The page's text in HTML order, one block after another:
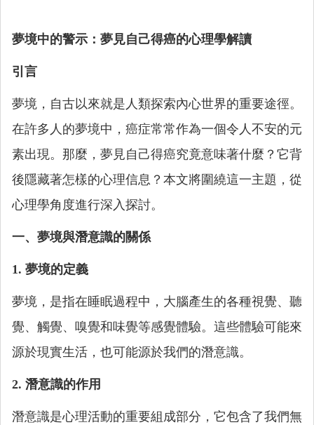
夢境中的警示：夢見自己得癌的心理學解讀
引言
夢境，自古以來就是人類探索內心世界的重要途徑。
在許多人的夢境中，癌症常常作為一個令人不安的元
素出現。那麼，夢見自己得癌究竟意味著什麼？它背
後隱藏著怎樣的心理信息？本文將圍繞這一主題，從
心理學角度進行深入探討。
一、夢境與潛意識的關係
1. 夢境的定義
夢境，是指在睡眠過程中，大腦產生的各種視覺、聽
覺、觸覺、嗅覺和味覺等感覺體驗。這些體驗可能來
源於現實生活，也可能源於我們的潛意識。
2. 潛意識的作用
潛意識是心理活動的重要組成部分，它包含了我們無